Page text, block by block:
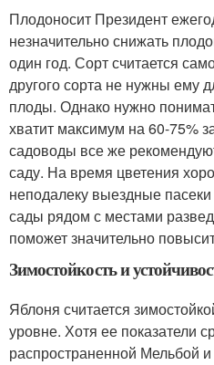
Плодоносит Президент
незначительно снижать
один год. Сорт считается
другого сорта не нужны ему
плоды. Однако нужно
хватит максимум на 60-75%
садоводы все же
саду. На время цветения
неподалеку выездные
сады рядом с местами
поможет значительно
Зимостойкость и
Яблоня считается
уровне. Хотя ее показатели
распространенной Мельбой